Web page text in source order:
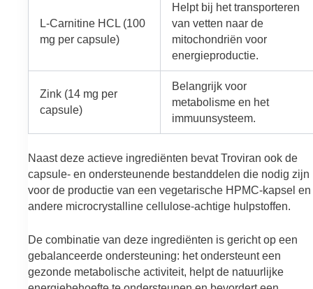
L-Carnitine HCL (100
mg per capsule)
Helpt bij het transporteren
van vetten naar de
mitochondriën voor
energieproductie.
Zink (14 mg per
capsule)
Belangrijk voor
metabolisme en het
immuunsysteem.
Naast deze actieve ingrediënten bevat Troviran ook de
capsule- en ondersteunende bestanddelen die nodig zijn
voor de productie van een vegetarische HPMC-kapsel en
andere microcrystalline cellulose-achtige hulpstoffen.
De combinatie van deze ingrediënten is gericht op een
gebalanceerde ondersteuning: het ondersteunt een
gezonde metabolische activiteit, helpt de natuurlijke